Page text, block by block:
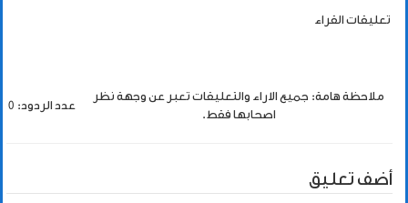
تعليقات القراء
ملاحظة هامة: جميع الاراء والتعليقات تعبر عن وجهة نظر
اصحابها فقط.
عدد الردود: 0
أضف تعليق